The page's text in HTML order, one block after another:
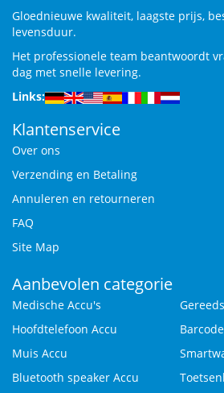
Gloednieuwe kwaliteit, laagste prijs,
levensduur.
Het professionele team beantwoordt
dag met snelle levering.
Links:
Klantenservice
Over ons
Verzending en Betaling
Annuleren en retourneren
FAQ
Site Map
Aanbevolen categorie
Medische Accu's
Hoofdtelefoon Accu
Muis Accu
Bluetooth speaker Accu